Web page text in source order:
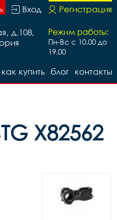
Регистрация
Вход
Режим работы:
Пн-Вс с 10.00 до
19.00
д.108,
контакты
блог
как купить
Х82562